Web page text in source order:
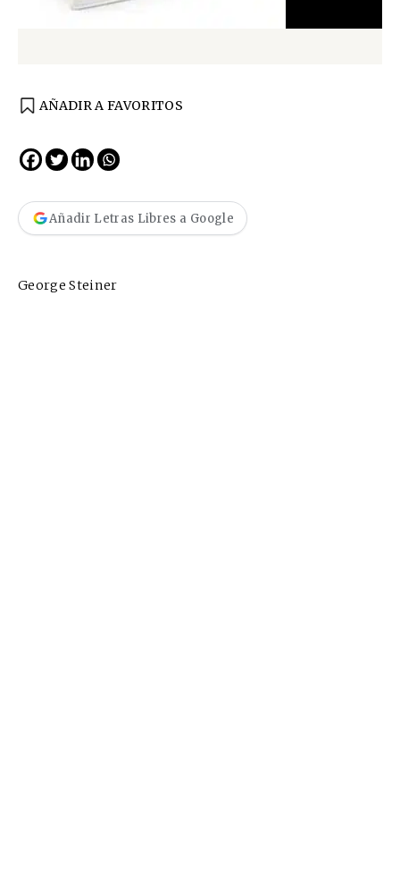
AÑADIR A FAVORITOS
Añadir Letras Libres a Google
George Steiner